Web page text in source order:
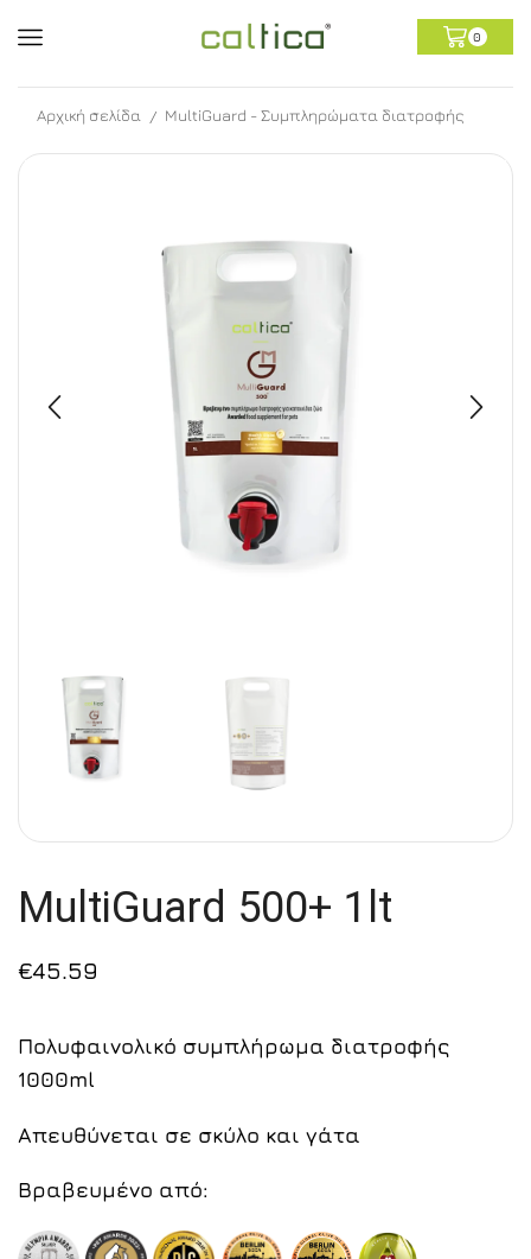
0
Αρχική σελίδα / MultiGuard - Συμπληρώματα διατροφής
MultiGuard 500+ 1lt
€45.59
Πολυφαινολικό συμπλήρωμα διατροφής
1000ml
Απευθύνεται σε σκύλο και γάτα
Βραβευμένο από: